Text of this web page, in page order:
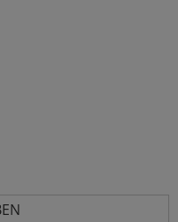
SONDERHEFT 2013